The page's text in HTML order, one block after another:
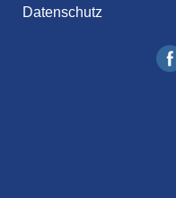
Datenschutz